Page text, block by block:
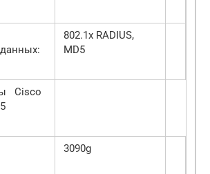
802.1x RADIUS,
MD5
Cisco
3090g